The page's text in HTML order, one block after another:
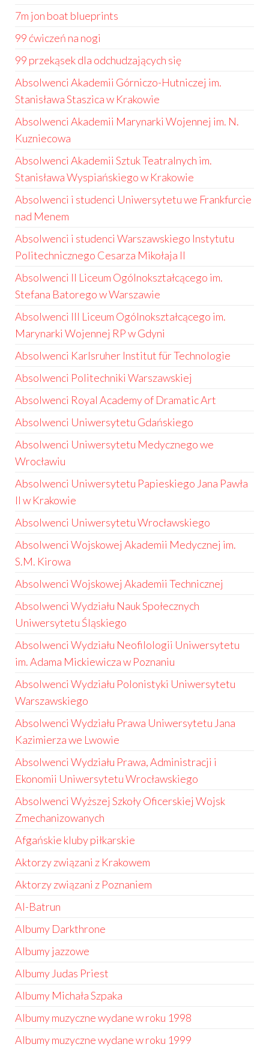
7m jon boat blueprints
99 ćwiczeń na nogi
99 przekąsek dla odchudzających się
Absolwenci Akademii Górniczo-Hutniczej im.
Stanisława Staszica w Krakowie
Absolwenci Akademii Marynarki Wojennej im. N.
Kuzniecowa
Absolwenci Akademii Sztuk Teatralnych im.
Stanisława Wyspiańskiego w Krakowie
Absolwenci i studenci Uniwersytetu we Frankfurcie
nad Menem
Absolwenci i studenci Warszawskiego Instytutu
Politechnicznego Cesarza Mikołaja II
Absolwenci II Liceum Ogólnokształcącego im.
Stefana Batorego w Warszawie
Absolwenci III Liceum Ogólnokształcącego im.
Marynarki Wojennej RP w Gdyni
Absolwenci Karlsruher Institut für Technologie
Absolwenci Politechniki Warszawskiej
Absolwenci Royal Academy of Dramatic Art
Absolwenci Uniwersytetu Gdańskiego
Absolwenci Uniwersytetu Medycznego we
Wrocławiu
Absolwenci Uniwersytetu Papieskiego Jana Pawła
II w Krakowie
Absolwenci Uniwersytetu Wrocławskiego
Absolwenci Wojskowej Akademii Medycznej im.
S.M. Kirowa
Absolwenci Wojskowej Akademii Technicznej
Absolwenci Wydziału Nauk Społecznych
Uniwersytetu Śląskiego
Absolwenci Wydziału Neofilologii Uniwersytetu
im. Adama Mickiewicza w Poznaniu
Absolwenci Wydziału Polonistyki Uniwersytetu
Warszawskiego
Absolwenci Wydziału Prawa Uniwersytetu Jana
Kazimierza we Lwowie
Absolwenci Wydziału Prawa, Administracji i
Ekonomii Uniwersytetu Wrocławskiego
Absolwenci Wyższej Szkoły Oficerskiej Wojsk
Zmechanizowanych
Afgańskie kluby piłkarskie
Aktorzy związani z Krakowem
Aktorzy związani z Poznaniem
Al-Batrun
Albumy Darkthrone
Albumy jazzowe
Albumy Judas Priest
Albumy Michała Szpaka
Albumy muzyczne wydane w roku 1998
Albumy muzyczne wydane w roku 1999